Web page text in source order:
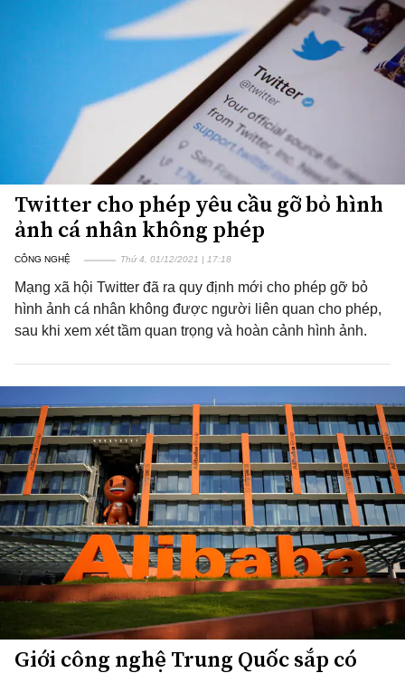
Twitter cho phép yêu cầu gỡ bỏ hình
ảnh cá nhân không phép
CÔNG NGHỆ Thứ 4, 01/12/2021 | 17:18
Mạng xã hội Twitter đã ra quy định mới cho phép gỡ bỏ
hình ảnh cá nhân không được người liên quan cho phép,
sau khi xem xét tầm quan trọng và hoàn cảnh hình ảnh.
Giới công nghệ Trung Quốc sắp có